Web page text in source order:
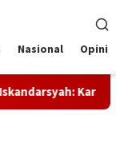
Nasional Opini
Karimun Tak